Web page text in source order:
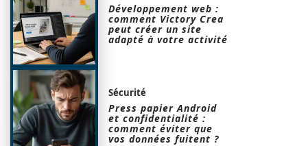
Développement web :
comment Victory Crea
peut créer un site
adapté à votre activité
Sécurité
Press papier Android
et confidentialité :
comment éviter que
vos données fuitent ?